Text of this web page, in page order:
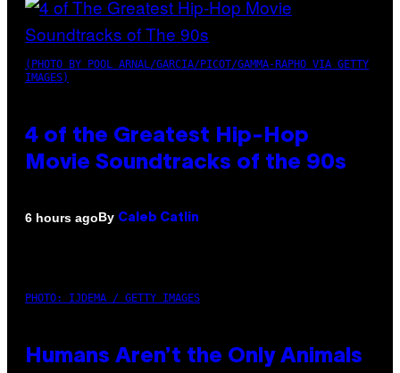
(PHOTO BY POOL ARNAL/GARCIA/PICOT/GAMMA-RAPHO VIA GETTY
IMAGES)
4 of the Greatest Hip-Hop
Movie Soundtracks of the 90s
6 hours agoBy Caleb Catlin
PHOTO: IJDEMA / GETTY IMAGES
Humans Aren’t the Only Animals